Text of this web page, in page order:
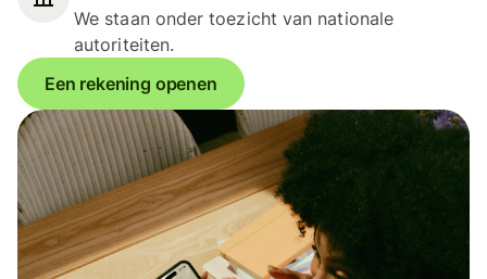
We staan onder toezicht van nationale
autoriteiten.
Een rekening openen